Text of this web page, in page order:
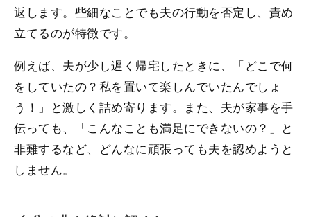
返します。些細なことでも夫の行動を否定し、責め
立てるのが特徴です。
例えば、夫が少し遅く帰宅したときに、「どこで何
をしていたの？私を置いて楽しんでいたんでしょ
う！」と激しく詰め寄ります。また、夫が家事を手
伝っても、「こんなことも満足にできないの？」と
非難するなど、どんなに頑張っても夫を認めようと
しません。